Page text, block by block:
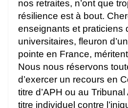
nos retraites, n’ont que
résilience est à bout.
enseignants et praticiens
universitaires, fleuron
pointe en France,
Nous nous réservons
d’exercer un recours en
titre d’APH ou au
titre individuel contre